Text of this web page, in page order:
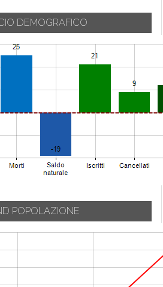
DEMOGRAFICO
POPOLAZIONE